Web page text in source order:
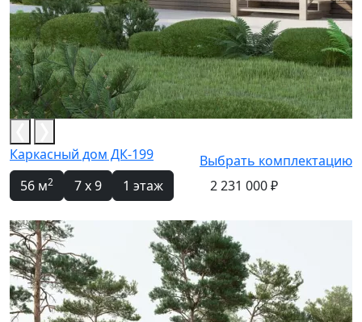
Каркасный дом ДК-199
56 м2 7 x 9 1 этаж
Выбрать комплектацию
2 231 000 ₽